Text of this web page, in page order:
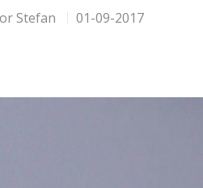
Stefan 01-09-2017